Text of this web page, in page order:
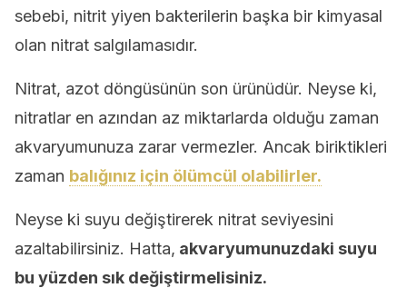
sebebi, nitrit yiyen bakterilerin başka bir kimyasal
olan nitrat salgılamasıdır.
Nitrat, azot döngüsünün son ürünüdür. Neyse ki,
nitratlar en azından az miktarlarda olduğu zaman
akvaryumunuza zarar vermezler. Ancak biriktikleri
zaman balığınız için ölümcül olabilirler.
Neyse ki suyu değiştirerek nitrat seviyesini
azaltabilirsiniz. Hatta, akvaryumunuzdaki suyu
bu yüzden sık değiştirmelisiniz.